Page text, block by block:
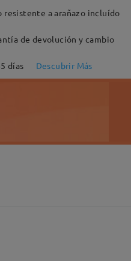
resistente a arañazo incluído
de devolución y cambio
días Descubrir Más